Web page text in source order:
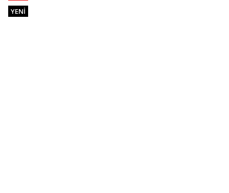
YENİ